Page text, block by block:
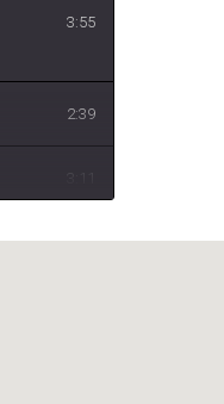
3:55
2:39